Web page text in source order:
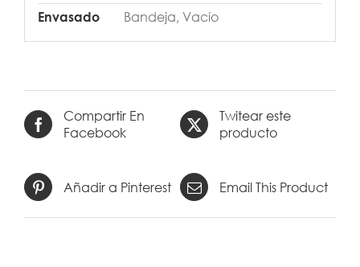
Envasado Bandeja, Vacío
Compartir En
Facebook
Twitear este
producto
Añadir a Pinterest Email This Product